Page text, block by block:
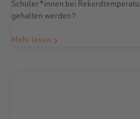
Schüler*innen bei
gehalten werden?
Mehr lesen